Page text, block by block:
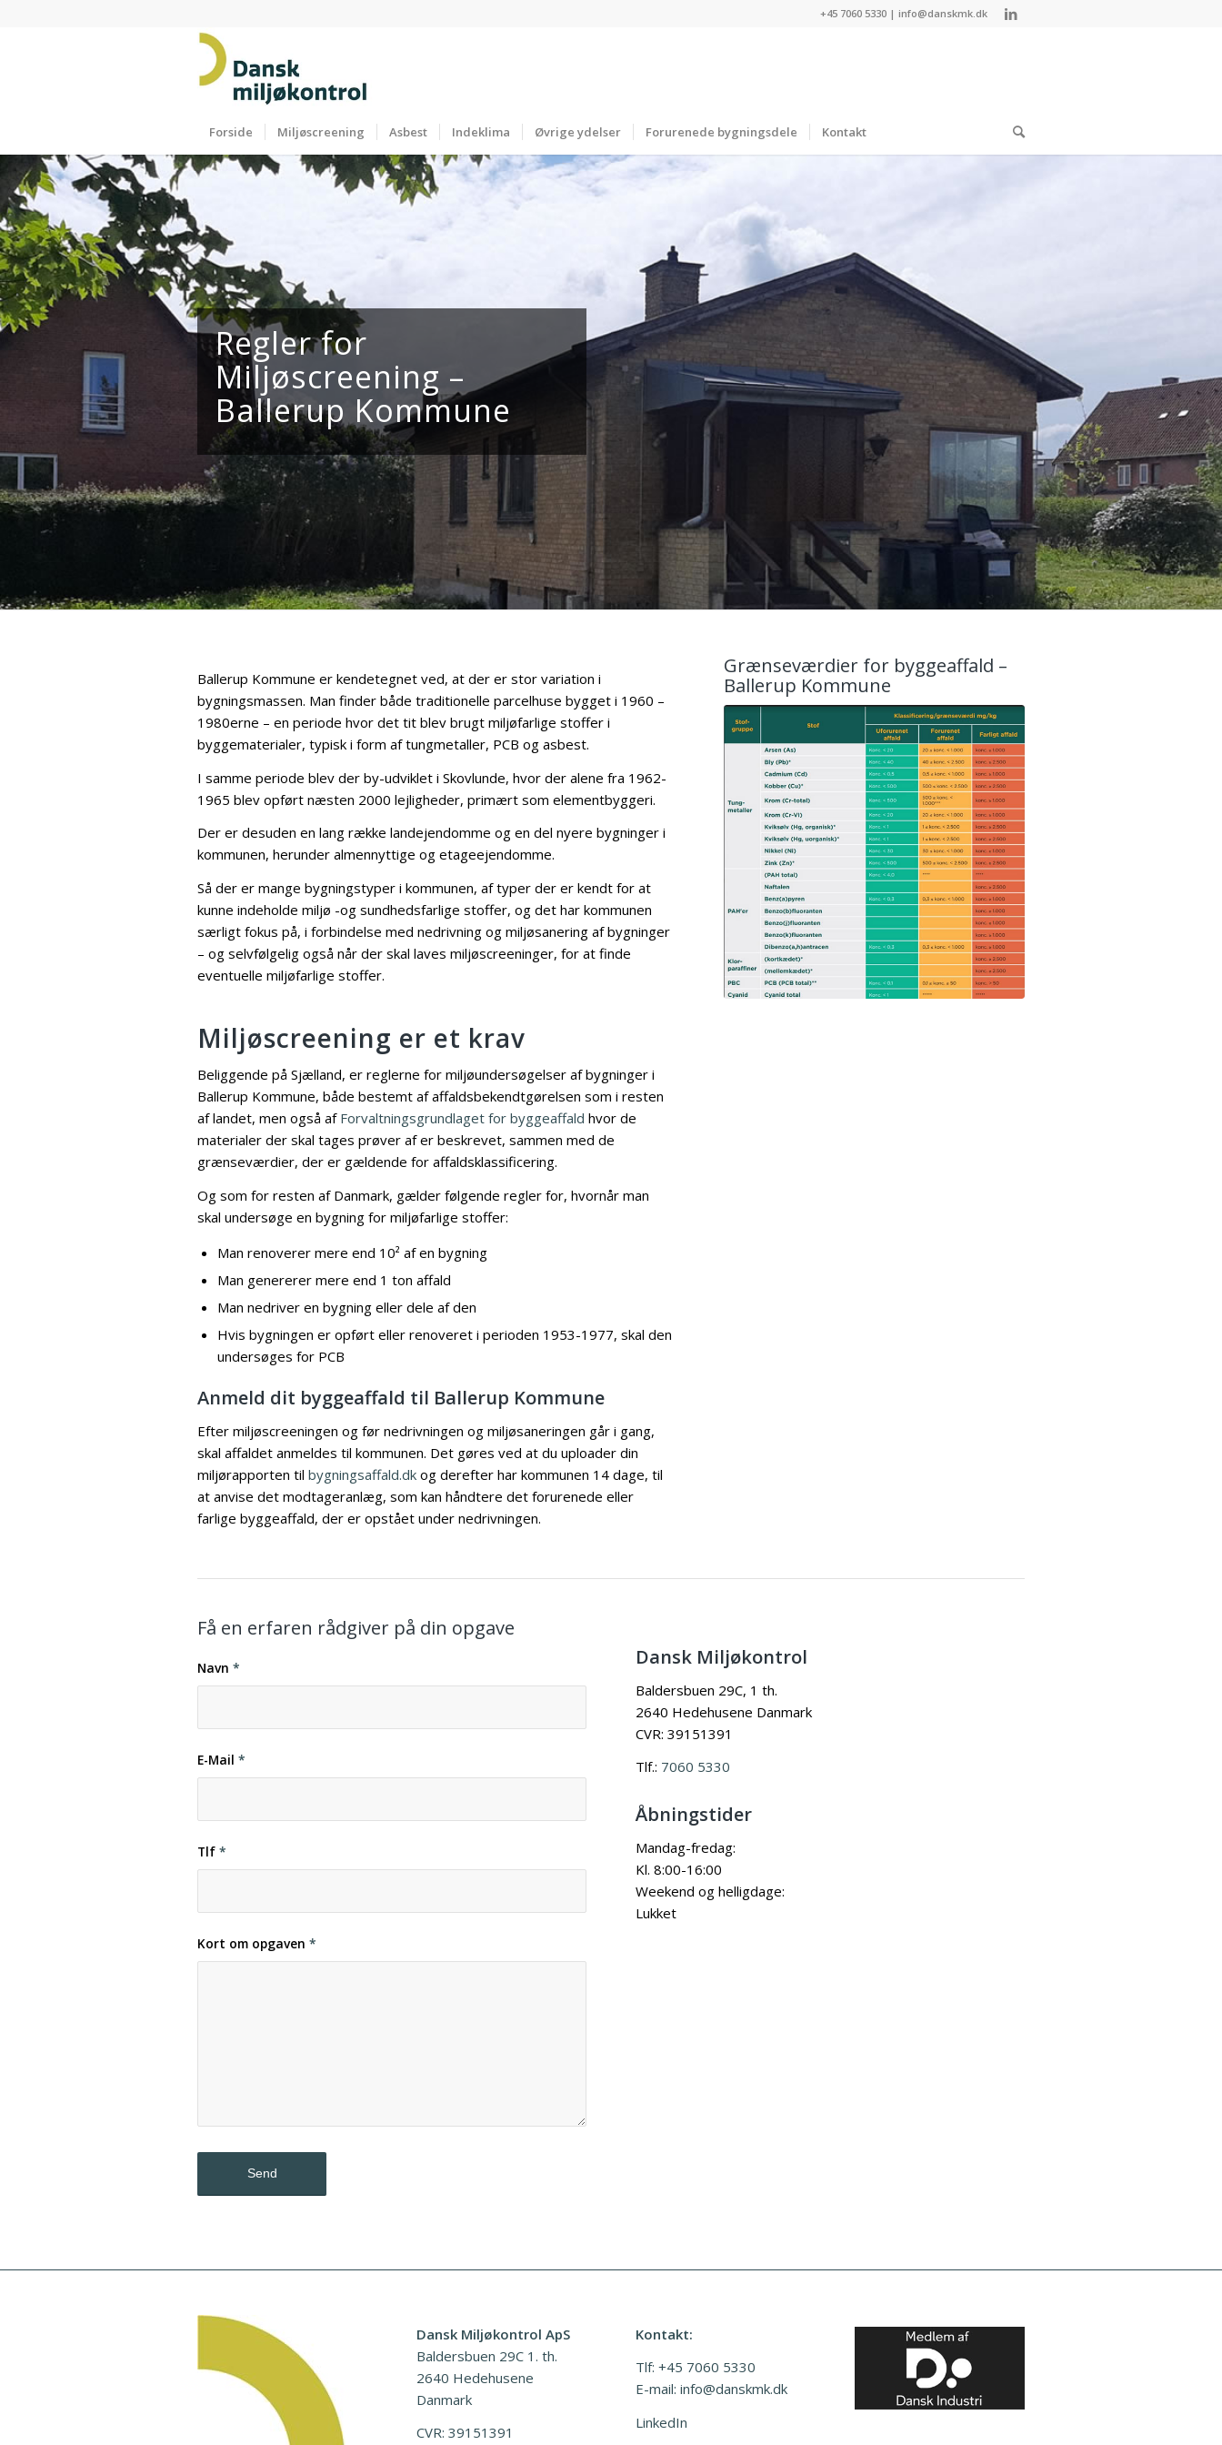
+45 7060 5330 | info@danskmk.dk
Forside Miljøscreening Asbest Indeklima Øvrige ydelser Forurenede bygningsdele Kontakt
Regler for
Miljøscreening –
Ballerup Kommune
Ballerup Kommune er kendetegnet ved, at der er stor variation i
bygningsmassen. Man finder både traditionelle parcelhuse bygget i 1960 –
1980erne – en periode hvor det tit blev brugt miljøfarlige stoffer i
byggematerialer, typisk i form af tungmetaller, PCB og asbest.
I samme periode blev der by-udviklet i Skovlunde, hvor der alene fra 1962-
1965 blev opført næsten 2000 lejligheder, primært som elementbyggeri.
Der er desuden en lang række landejendomme og en del nyere bygninger i
kommunen, herunder almennyttige og etageejendomme.
Så der er mange bygningstyper i kommunen, af typer der er kendt for at
kunne indeholde miljø -og sundhedsfarlige stoffer, og det har kommunen
særligt fokus på, i forbindelse med nedrivning og miljøsanering af bygninger
– og selvfølgelig også når der skal laves miljøscreeninger, for at finde
eventuelle miljøfarlige stoffer.
Miljøscreening er et krav
Beliggende på Sjælland, er reglerne for miljøundersøgelser af bygninger i
Ballerup Kommune, både bestemt af affaldsbekendtgørelsen som i resten
af landet, men også af Forvaltningsgrundlaget for byggeaffald hvor de
materialer der skal tages prøver af er beskrevet, sammen med de
grænseværdier, der er gældende for affaldsklassificering.
Og som for resten af Danmark, gælder følgende regler for, hvornår man
skal undersøge en bygning for miljøfarlige stoffer:
Man renoverer mere end 10² af en bygning
Man genererer mere end 1 ton affald
Man nedriver en bygning eller dele af den
Hvis bygningen er opført eller renoveret i perioden 1953-1977, skal den
undersøges for PCB
Anmeld dit byggeaffald til Ballerup Kommune
Efter miljøscreeningen og før nedrivningen og miljøsaneringen går i gang,
skal affaldet anmeldes til kommunen. Det gøres ved at du uploader din
miljørapporten til bygningsaffald.dk og derefter har kommunen 14 dage, til
at anvise det modtageranlæg, som kan håndtere det forurenede eller
farlige byggeaffald, der er opstået under nedrivningen.
Grænseværdier for byggeaffald –
Ballerup Kommune
Få en erfaren rådgiver på din opgave
Navn *
E-Mail *
Tlf *
Kort om opgaven *
Dansk Miljøkontrol
Baldersbuen 29C, 1 th.
2640 Hedehusene Danmark
CVR: 39151391
Tlf.: 7060 5330
Åbningstider
Mandag-fredag:
Kl. 8:00-16:00
Weekend og helligdage:
Lukket
Dansk Miljøkontrol ApS
Baldersbuen 29C 1. th.
2640 Hedehusene
Danmark
CVR: 39151391
Kontakt:
Tlf:+45 7060 5330
E-mail:info@danskmk.dk
LinkedIn